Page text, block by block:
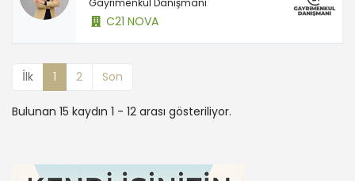
C21 NOVA
İlk 1 2 Son
Bulunan 15 kaydın 1 - 12 arası gösteriliyor.